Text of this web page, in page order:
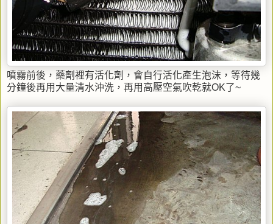
噴霧前後，藥劑裡有活化劑，會自行活化產生泡沫，等待幾
分鐘後再用大量清水沖洗，再用高壓空氣吹乾就OK了~